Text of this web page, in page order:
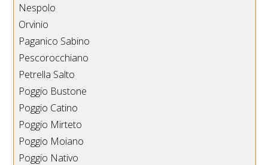
Nespolo
Orvinio
Paganico Sabino
Pescorocchiano
Petrella Salto
Poggio Bustone
Poggio Catino
Poggio Mirteto
Poggio Moiano
Poggio Nativo